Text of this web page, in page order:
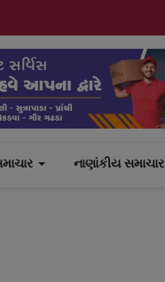
નાણાંકીય સમાચાર